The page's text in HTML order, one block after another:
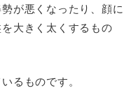
が悪くなったり、顔に
大きく太くするもの
るものです。